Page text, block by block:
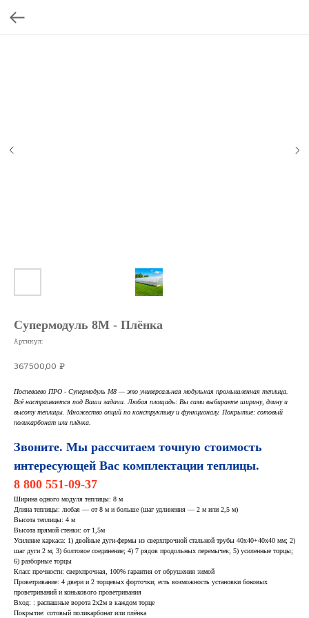
Супермодуль 8М - Плёнка
Артикул:
367500,00 ₽
Поспеваево ПРО - Супермодуль М8 — это универсальная модульная промышленная теплица.
Всё настраивается под Ваши задачи. Любая площадь: Вы сами выбираете ширину, длину и
высоту теплицы. Множество опций по конструктиву и функционалу. Покрытие: сотовый
поликарбонат или плёнка.
Звоните. Мы рассчитаем точную стоимость
интересующей Вас комплектации теплицы.
8 800 551-09-37
Ширина одного модуля теплицы: 8 м
Длина теплицы: любая — от 8 м и больше (шаг удлинения — 2 м или 2,5 м)
Высота теплицы: 4 м
Высота прямой стенки: от 1,5м
Усиление каркаса: 1) двойные дуги-фермы из сверхпрочной стальной трубы 40х40+40х40 мм; 2)
шаг дуги 2 м; 3) болтовое соединение; 4) 7 рядов продольных перемычек; 5) усиленные торцы;
6) разборные торцы
Класс прочности: сверхпрочная, 100% гарантия от обрушения зимой
Проветривание: 4 двери и 2 торцевых форточки; есть возможность установки боковых
проветриваний и конькового проветривания
Вход: : распашные ворота 2х2м в каждом торце
Покрытие: сотовый поликарбонат или плёнка